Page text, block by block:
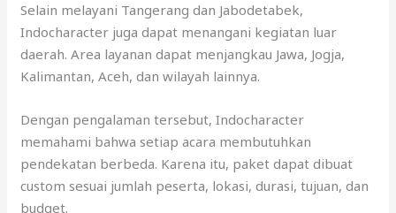
Selain melayani Tangerang dan Jabodetabek,
Indocharacter juga dapat menangani kegiatan luar
daerah. Area layanan dapat menjangkau Jawa, Jogja,
Kalimantan, Aceh, dan wilayah lainnya.
Dengan pengalaman tersebut, Indocharacter
memahami bahwa setiap acara membutuhkan
pendekatan berbeda. Karena itu, paket dapat dibuat
custom sesuai jumlah peserta, lokasi, durasi, tujuan, dan
budget.